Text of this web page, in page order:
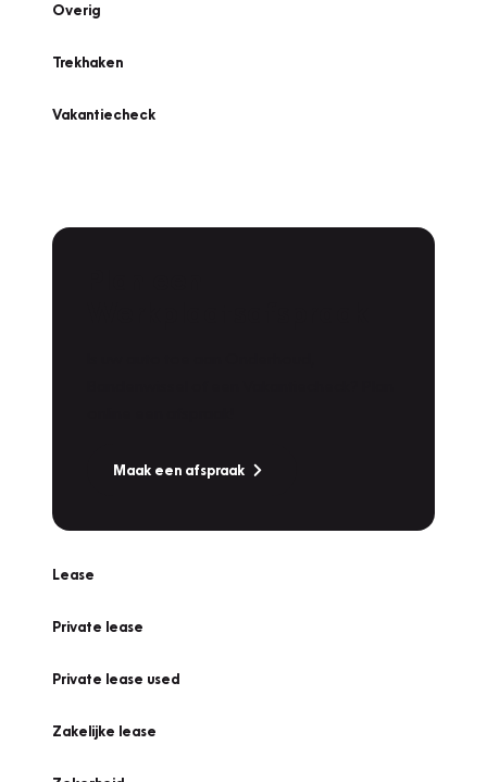
Overig
Trekhaken
Vakantiecheck
Maak een afspraak
Lease
Private lease
Private lease used
Zakelijke lease